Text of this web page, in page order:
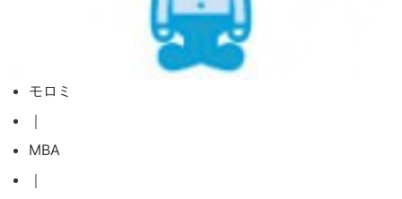
モロミ
｜
MBA
｜